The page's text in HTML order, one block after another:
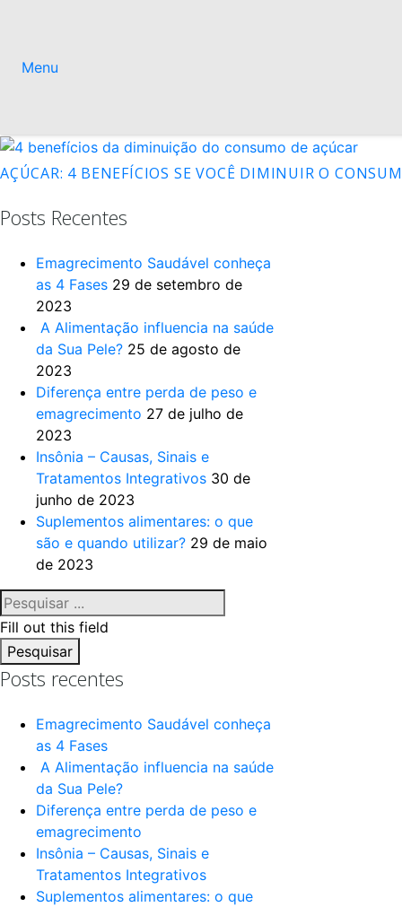
Menu
AÇÚCAR: 4 BENEFÍCIOS SE VOCÊ DIMINUIR O
Posts Recentes
Emagrecimento Saudável conheça
as 4 Fases 29 de setembro de
2023
A Alimentação influencia na saúde
da Sua Pele? 25 de agosto de
2023
Diferença entre perda de peso e
emagrecimento 27 de julho de
2023
Insônia – Causas, Sinais e
Tratamentos Integrativos 30 de
junho de 2023
Suplementos alimentares: o que
são e quando utilizar? 29 de maio
de 2023
Fill out this field
Pesquisar
Posts recentes
Emagrecimento Saudável conheça
as 4 Fases
A Alimentação influencia na saúde
da Sua Pele?
Diferença entre perda de peso e
emagrecimento
Insônia – Causas, Sinais e
Tratamentos Integrativos
Suplementos alimentares: o que